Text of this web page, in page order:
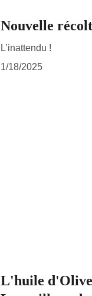
Nouvelle
L’inattendu !
1/18/2025
L'huile